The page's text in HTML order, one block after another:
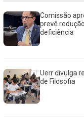
Comissão
prevê
deficiência
Uerr divulga
de Filosofia